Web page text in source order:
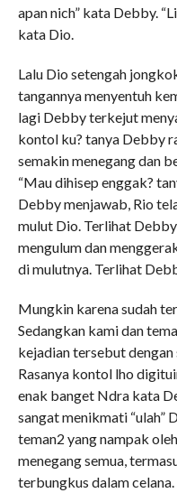
apan nich” kata Debby.
kata Dio.
Lalu Dio setengah
tangannya menyentuh
lagi Debby terkejut
kontol ku? tanya Debby
semakin menegang dan
“Mau dihisep enggak?
Debby menjawab, Rio
mulut Dio. Terlihat
mengulum dan
di mulutnya. Terlihat
Mungkin karena sudah
Sedangkan kami dan
kejadian tersebut dengan
Rasanya kontol lho
enak banget Ndra kata
sangat menikmati “ulah”
teman2 yang nampak
menegang semua,
terbungkus dalam